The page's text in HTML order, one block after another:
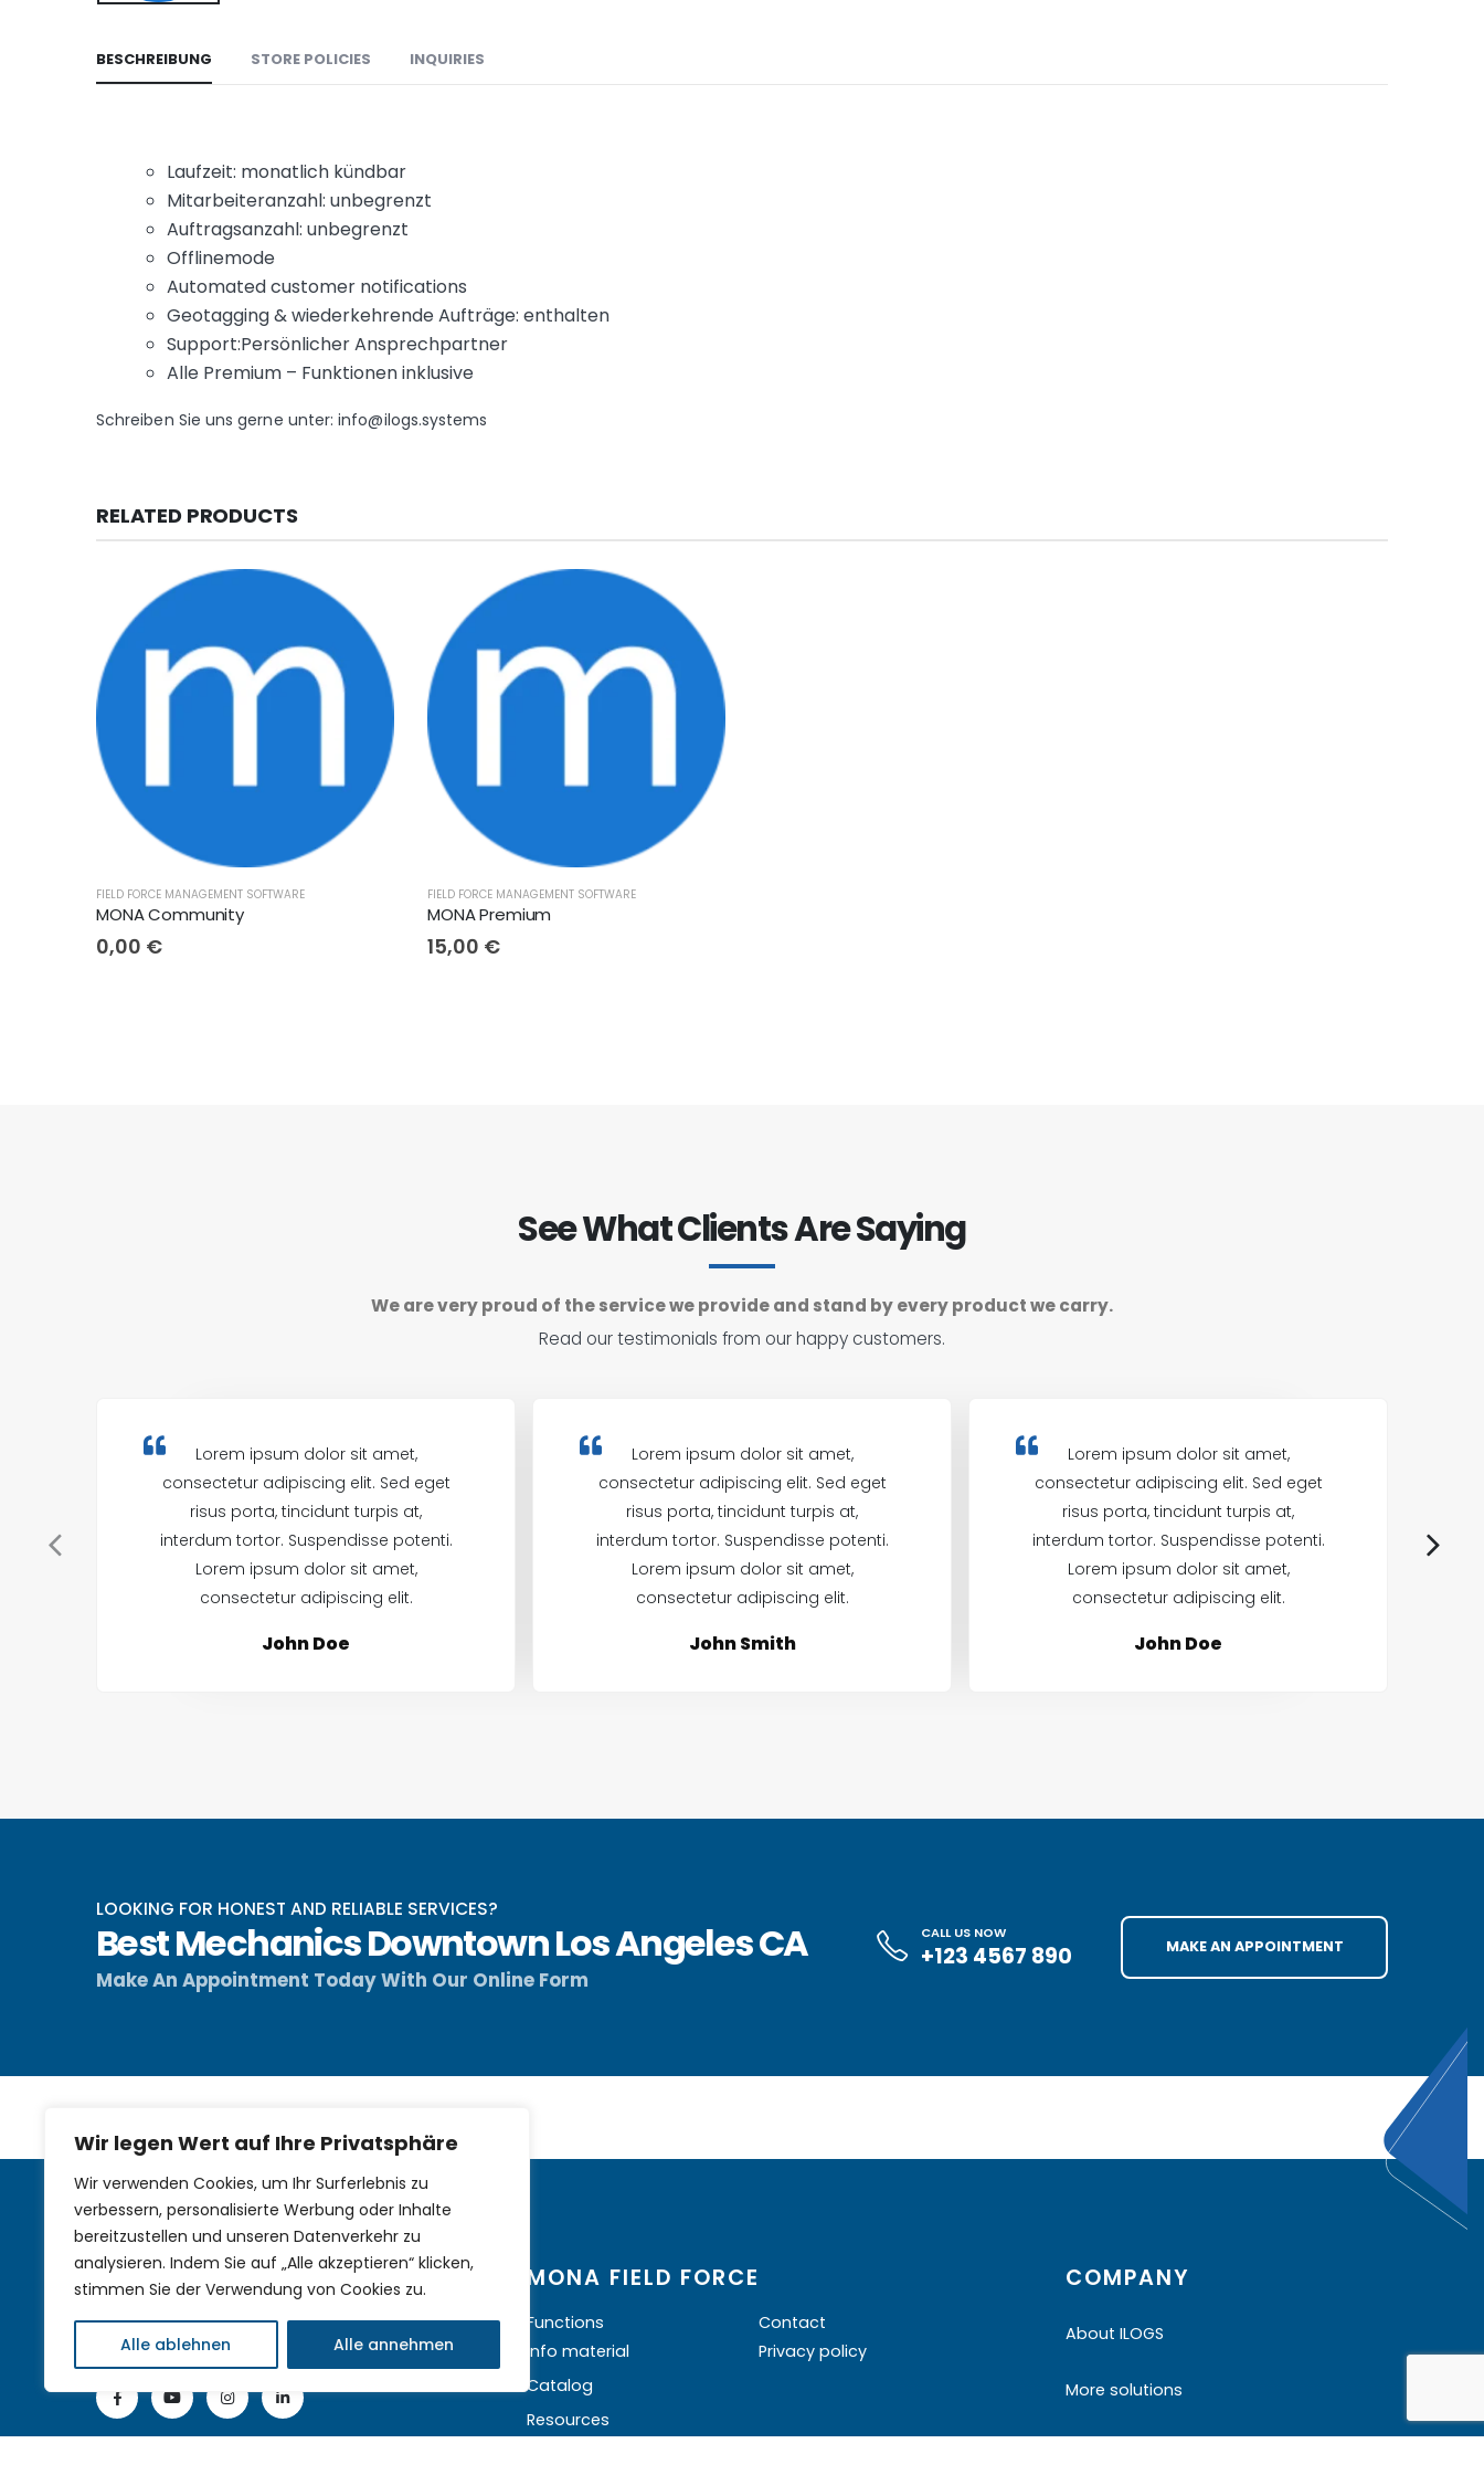
Wir legen Wert auf Ihre Privatsphäre
Wir verwenden Cookies, um Ihr Surferlebnis zu
verbessern, personalisierte Werbung oder Inhalte
bereitzustellen und unseren Datenverkehr zu
analysieren. Indem Sie auf „Alle akzeptieren“ klicken,
stimmen Sie der Verwendung von Cookies zu.
Alle ablehnen Alle annehmen
BESCHREIBUNG STORE POLICIES INQUIRIES
Laufzeit: monatlich kündbar
Mitarbeiteranzahl: unbegrenzt
Auftragsanzahl: unbegrenzt
Offlinemode
Automated customer notifications
Geotagging & wiederkehrende Aufträge: enthalten
Support:Persönlicher Ansprechpartner
Alle Premium – Funktionen inklusive
Schreiben Sie uns gerne unter: info@ilogs.systems
RELATED PRODUCTS
FIELD FORCE MANAGEMENT SOFTWARE
MONA Community
0,00 €
FIELD FORCE MANAGEMENT SOFTWARE
MONA Premium
15,00 €
See What Clients Are Saying
We are very proud of the service we provide and stand by every product we carry.
Read our testimonials from our happy customers.
Lorem ipsum dolor sit amet,
consectetur adipiscing elit. Sed eget
risus porta, tincidunt turpis at,
interdum tortor. Suspendisse potenti.
Lorem ipsum dolor sit amet,
consectetur adipiscing elit.
John Doe
Lorem ipsum dolor sit amet,
consectetur adipiscing elit. Sed eget
risus porta, tincidunt turpis at,
interdum tortor. Suspendisse potenti.
Lorem ipsum dolor sit amet,
consectetur adipiscing elit.
John Smith
Lorem ipsum dolor sit amet,
consectetur adipiscing elit. Sed eget
risus porta, tincidunt turpis at,
interdum tortor. Suspendisse potenti.
Lorem ipsum dolor sit amet,
consectetur adipiscing elit.
John Doe
LOOKING FOR HONEST AND RELIABLE SERVICES?
Best Mechanics Downtown Los Angeles CA
Make An Appointment Today With Our Online Form
CALL US NOW
+123 4567 890 MAKE AN APPOINTMENT
Mobile sustainability in field service
MONA FIELD FORCE
Functions
Info material
Catalog
Resources
Contact
Privacy policy
COMPANY
About ILOGS
More solutions